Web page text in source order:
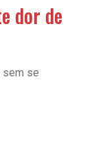
dor de
sem se